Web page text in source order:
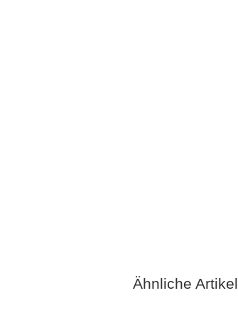
Ähnliche Artikel